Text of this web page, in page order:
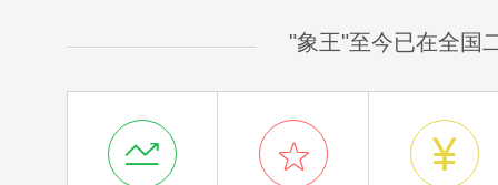
"象王"至今已在全国
  